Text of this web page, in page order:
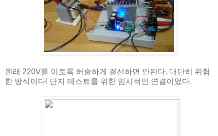
원래 220V를 이토록 허술하게 결선하면 안된다. 대단히 위험
한 방식이다! 단지 테스트를 위한 임시적인 연결이었다.